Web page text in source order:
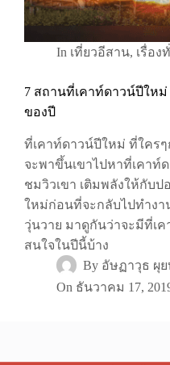
In เที่ยวอีสาน, เรื่อง
7 สถานที่เคาท์ดาวน์ปีให
ของปี
ที่เคาท์ดาวน์ปีใหม่ ที่ใครๆ
จะพาขึ้นเขาไปหาที่เคาท์
ชมวิวเขา เติมพลังให้กับป
ใหม่ก่อนที่จะกลับไปทำงา
วุ่นวาย มาดูกันว่าจะมีที่เ
สนใจในปีนี้บ้าง
By อัษฏาวุธ ผุ
On ธันวาคม 17,